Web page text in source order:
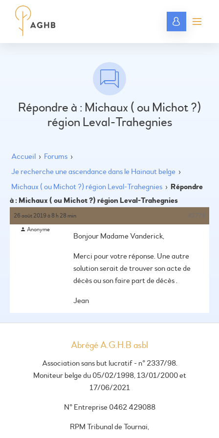
Répondre à : Michaux ( ou Michot ?)
région Leval-Trahegnies
Accueil › Forums ›
Je recherche une ascendance dans le Hainaut belge ›
Michaux ( ou Michot ?) région Leval-Trahegnies › Répondre
à : Michaux ( ou Michot ?) région Leval-Trahegnies
26 août 2019 à 8 h 28 min
Anonyme
Bonjour Madame Vanderick,
Merci pour votre réponse. Une autre
solution serait de trouver son acte de
décès ou son faire part de décès .
Jean
Abrégé A.G.H.B asbl
Association sans but lucratif - n° 2337/98.
Moniteur belge du 05/02/1998, 13/01/2000 et
17/06/2021
N° Entreprise 0462 429088
RPM Tribunal de Tournai,